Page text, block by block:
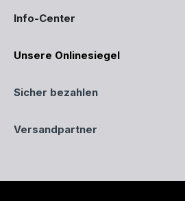
Info-Center
Unsere Onlinesiegel
Sicher bezahlen
Versandpartner